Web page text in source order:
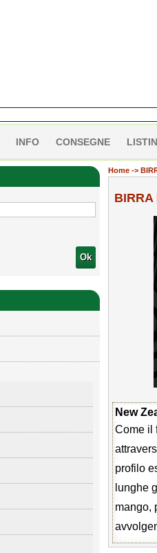
INFO CONSEGNE
Ok
Home->
BIRRA
New
Come il
profilo
lunghe
mango,